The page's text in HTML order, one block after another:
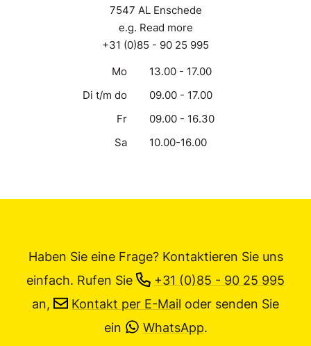
7547 AL Enschede
e.g. Read more
+31 (0)85 - 90 25 995
Mo
13.00 - 17.00
Di t/m do
09.00 - 17.00
Fr
09.00 - 16.30
Sa
10.00-16.00
Haben Sie eine Frage? Kontaktieren Sie uns
einfach. Rufen Sie
+31 (0)85 - 90 25 995
an,
Kontakt per E-Mail oder senden Sie
ein
WhatsApp.